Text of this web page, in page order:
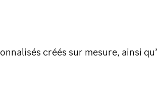
créés sur mesure, ainsi